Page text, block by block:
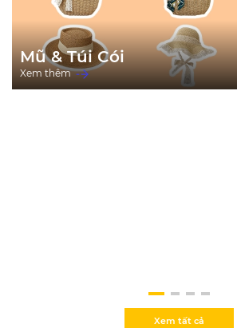
Mũ & Túi Cói
Xem thêm
Xem tất cả